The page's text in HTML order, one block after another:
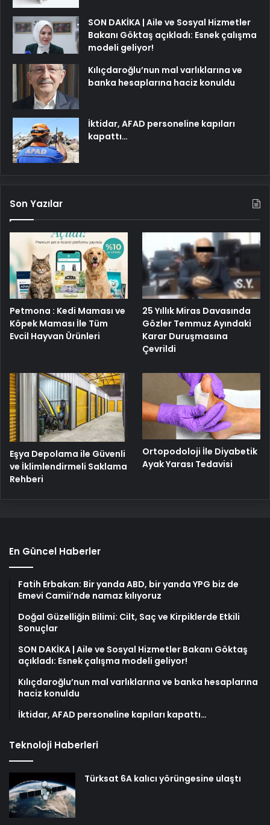
SON DAKİKA | Aile ve Sosyal Hizmetler
Bakanı Göktaş açıkladı: Esnek çalışma
modeli geliyor!
Kılıçdaroğlu’nun mal varlıklarına ve
banka hesaplarına haciz konuldu
İktidar, AFAD personeline kapıları
kapattı…
Son Yazılar
Petmona : Kedi Maması ve
Köpek Maması İle Tüm
Evcil Hayvan Ürünleri
25 Yıllık Miras Davasında
Gözler Temmuz Ayındaki
Karar Duruşmasına
Çevrildi
Eşya Depolama ile Güvenli
ve İklimlendirmeli Saklama
Rehberi
Ortopodoloji İle Diyabetik
Ayak Yarası Tedavisi
En Güncel Haberler
Fatih Erbakan: Bir yanda ABD, bir yanda YPG biz de
Emevi Camii’nde namaz kılıyoruz
Doğal Güzelliğin Bilimi: Cilt, Saç ve Kirpiklerde Etkili
Sonuçlar
SON DAKİKA | Aile ve Sosyal Hizmetler Bakanı Göktaş
açıkladı: Esnek çalışma modeli geliyor!
Kılıçdaroğlu’nun mal varlıklarına ve banka hesaplarına
haciz konuldu
İktidar, AFAD personeline kapıları kapattı…
Teknoloji Haberleri
Türksat 6A kalıcı yörüngesine ulaştı